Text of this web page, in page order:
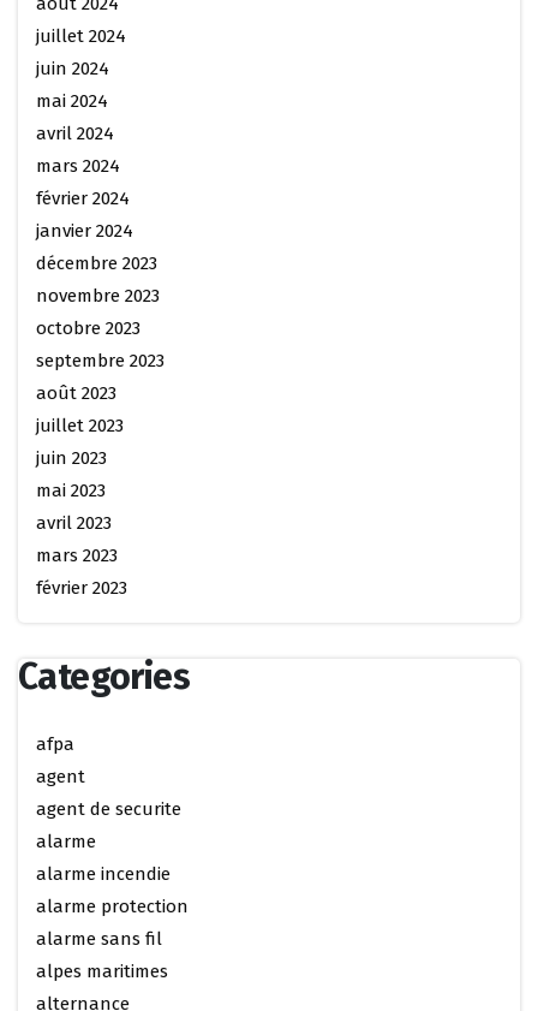
juillet 2024
juin 2024
mai 2024
avril 2024
mars 2024
février 2024
janvier 2024
décembre 2023
novembre 2023
octobre 2023
septembre 2023
août 2023
juillet 2023
juin 2023
mai 2023
avril 2023
mars 2023
février 2023
Categories
afpa
agent
agent de securite
alarme
alarme incendie
alarme protection
alarme sans fil
alpes maritimes
alternance